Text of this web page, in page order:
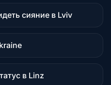
сияние в Lviv
в Linz